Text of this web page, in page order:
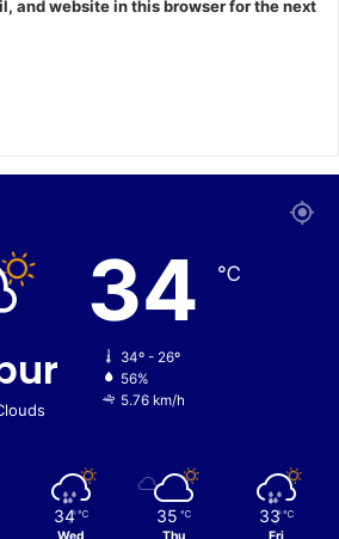
and website in this browser for the next
34 ℃
34º - 26º
56%
5.76 km/h
34 ℃ 35 ℃ 33 ℃